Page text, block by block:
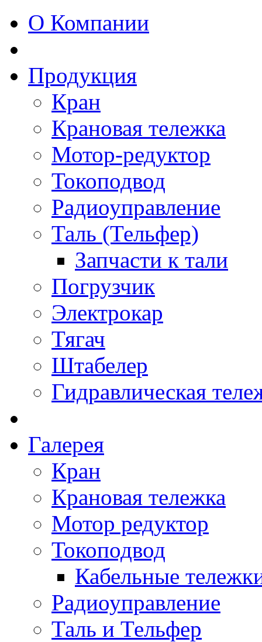
О Компании
Продукция
Кран
Крановая тележка
Мотор-редуктор
Токоподвод
Радиоуправление
Таль (Тельфер)
Запчасти к тали
Погрузчик
Электрокар
Тягач
Штабелер
Гидравлическая
Галерея
Кран
Крановая тележка
Мотор редуктор
Токоподвод
Кабельные
Радиоуправление
Таль и Тельфер